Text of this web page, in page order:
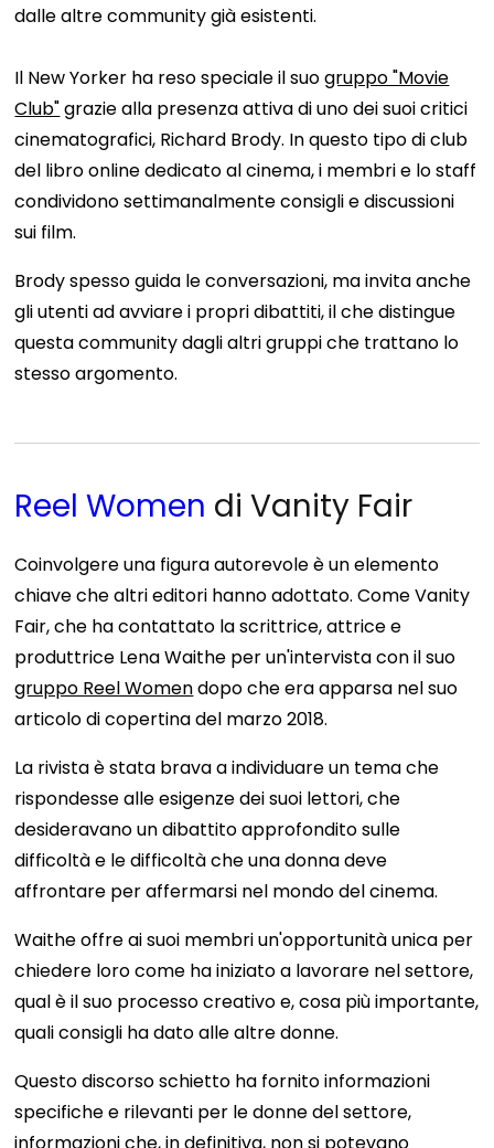
dalle altre community già esistenti.
Il New Yorker ha reso speciale il suogruppo "Movie
Club"grazie alla presenza attiva di uno dei suoi critici
cinematografici, Richard Brody. In questo tipo di club
del libro online dedicato al cinema, i membri e lo staff
condividono settimanalmente consigli e discussioni
sui film.
Brody spesso guida le conversazioni, ma invita anche
gli utenti ad avviare i propri dibattiti, il che distingue
questa community dagli altri gruppi che trattano lo
stesso argomento.
Reel Women di Vanity Fair
Coinvolgere una figura autorevole è un elemento
chiave che altri editori hanno adottato. Come Vanity
Fair, che ha contattato la scrittrice, attrice e
produttrice Lena Waithe per un'intervista con il suo
gruppo Reel Womendopo che era apparsa nel suo
articolo di copertina del marzo 2018.
La rivista è stata brava a individuare un tema che
rispondesse alle esigenze dei suoi lettori, che
desideravano un dibattito approfondito sulle
difficoltà e le difficoltà che una donna deve
affrontare per affermarsi nel mondo del cinema.
Waithe offre ai suoi membri un'opportunità unica per
chiedere loro come ha iniziato a lavorare nel settore,
qual è il suo processo creativo e, cosa più importante,
quali consigli ha dato alle altre donne.
Questo discorso schietto ha fornito informazioni
specifiche e rilevanti per le donne del settore,